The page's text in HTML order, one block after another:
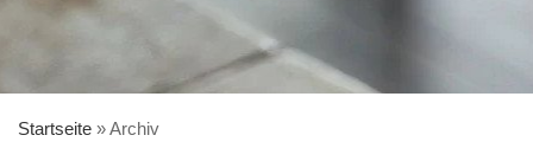
Startseite »Archiv